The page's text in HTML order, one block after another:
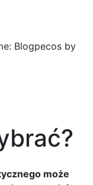
Blogpecos by
może